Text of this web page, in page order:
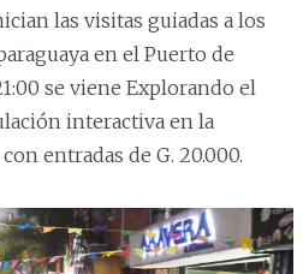
las visitas guiadas a los
en el Puerto de
se viene Explorando el
interactiva en la
entradas de G. 20.000.